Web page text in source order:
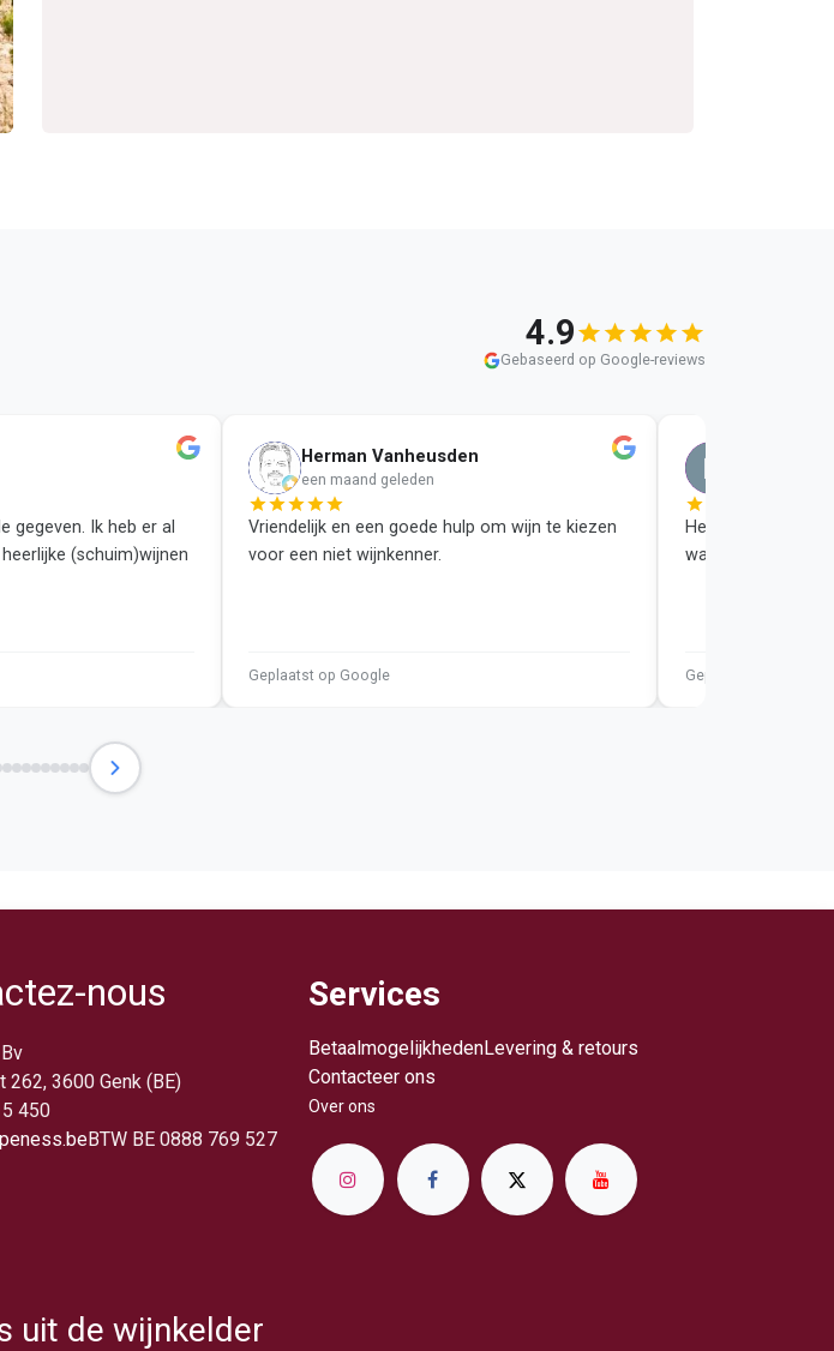
4.9
Gebaseerd op Google-reviews
gegeven. Ik heb er al
(schuim)wijnen
H
Herman Vanheusden
een maand geleden
Vriendelijk en een goede hulp om wijn te kiezen
voor een niet wijnkenner.
Geplaatst op Google
Heerlijke wijn,
warme welkom in
Geplaatst op Google
Services
BetaalmogelijkhedenLevering & retours
Contacteer ons
Over ​ons
nous
262, 3600 Genk (BE)
450
BTW BE 0888 769 527
uit de wijnkelder